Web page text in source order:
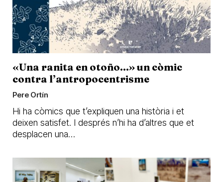
«Una ranita en otoño…» un còmic
contra l’antropocentrisme
Pere Ortín
Hi ha còmics que t’expliquen una història i et
deixen satisfet. I després n’hi ha d’altres que et
desplacen una…